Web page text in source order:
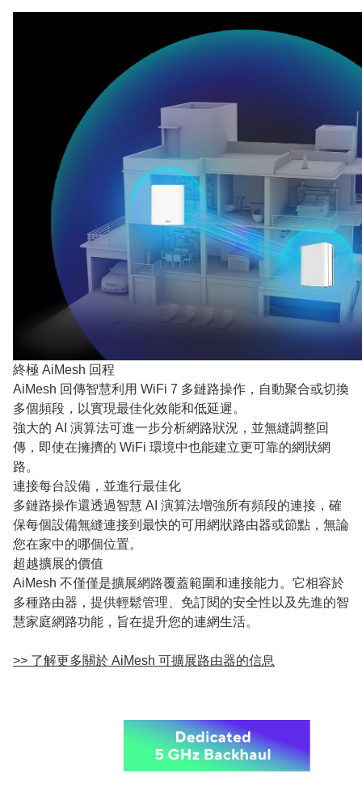
終極 AiMesh 回程
AiMesh 回傳智慧利用 WiFi 7 多鏈路操作，自動聚合或切換
多個頻段，以實現最佳化效能和低延遲。
強大的 AI 演算法可進一步分析網路狀況，並無縫調整回
傳，即使在擁擠的 WiFi 環境中也能建立更可靠的網狀網
路。
連接每台設備，並進行最佳化
多鏈路操作還透過智慧 AI 演算法增強所有頻段的連接，確
保每個設備無縫連接到最快的可用網狀路由器或節點，無論
您在家中的哪個位置。
超越擴展的價值
AiMesh 不僅僅是擴展網路覆蓋範圍和連接能力。它相容於
多種路由器，提供輕鬆管理、免訂閱的安全性以及先進的智
慧家庭網路功能，旨在提升您的連網生活。
>> 了解更多關於 AiMesh 可擴展路由器的信息